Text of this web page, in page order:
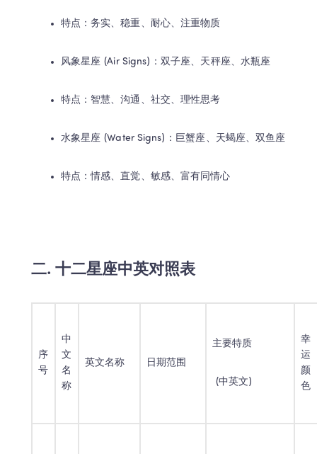
特点：务实、稳重、耐心、注重物质
风象星座 (Air Signs)：双子座、天秤座、水瓶座
特点：智慧、沟通、社交、理性思考
水象星座 (Water Signs)：巨蟹座、天蝎座、双鱼座
特点：情感、直觉、敏感、富有同情心
二. 十二星座中英对照表
序
号
中
文
名
称
英文名称 日期范围
主要特质
(中英文)
幸
运
颜
色